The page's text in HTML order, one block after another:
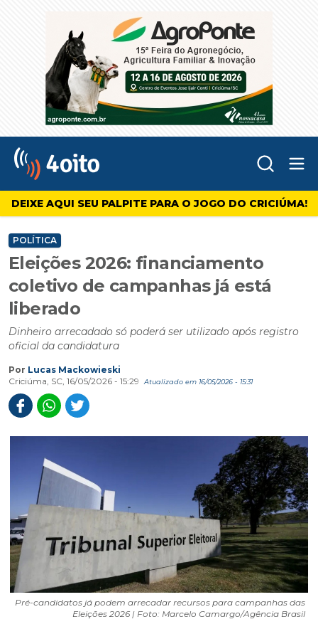
4oito
DEIXE AQUI SEU PALPITE PARA O JOGO DO CRICIÚMA!
POLÍTICA
Eleições 2026: financiamento
coletivo de campanhas já está
liberado
Dinheiro arrecadado só poderá ser utilizado após registro
oficial da candidatura
Por Lucas Mackowieski
Criciúma, SC, 16/05/2026 - 15:29
Atualizado em 16/05/2026 - 15:31
Pré-candidatos já podem arrecadar recursos para campanhas das
Eleições 2026 | Foto: Marcelo Camargo/Agência Brasil